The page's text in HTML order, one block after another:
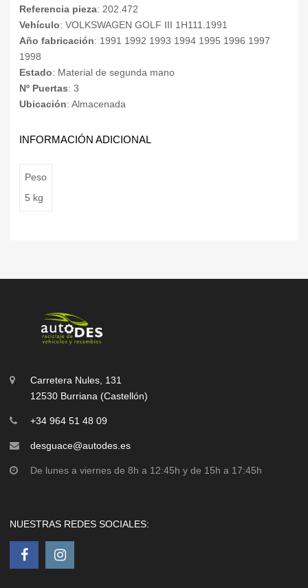
Referencia pieza: 202.472
Vehículo: VOLKSWAGEN GOLF III 1H111.1991
Año fabricación: 1991 1992 1993 1994 1995 1996 1997
1998
Estado: Material de segunda mano
Nº Puertas: 3
Ubicación: Almacenada
INFORMACIÓN ADICIONAL
Peso
5 kg
Carretera Nules, 131
12530 Burriana (Castellón)
+34 964 51 48 09
desguace@autodes.es
De lunes a viernes de 8h a 12:45h y de 15h a 17:45h
NUESTRAS REDES SOCIALES: